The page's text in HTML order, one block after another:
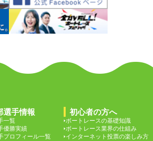
選手情報
一覧
優勝実績
プロフィール一覧
初心者の方へ
ボートレースの基礎知識
ボートレース業界の仕組み
インターネット投票の楽しみ方